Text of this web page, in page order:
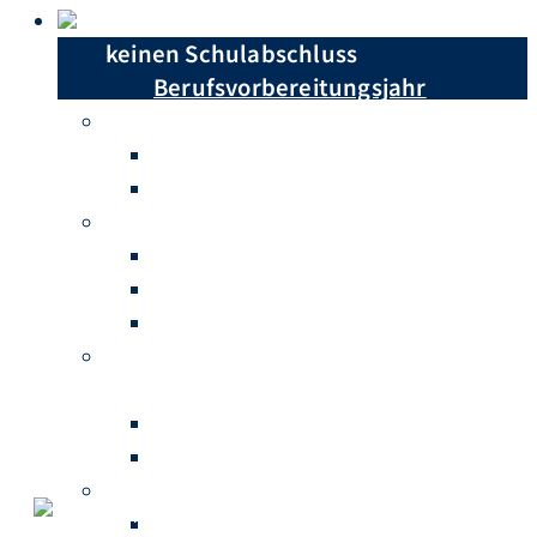
keinen Schulabschluss
Berufsvorbereitungsjahr